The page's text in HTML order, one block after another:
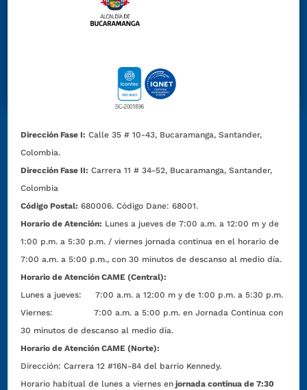
Dirección Fase I: Calle 35 # 10-43, Bucaramanga, Santander,
Colombia.
Dirección Fase II: Carrera 11 # 34-52, Bucaramanga, Santander,
Colombia
Código Postal: 680006. Código Dane: 68001.
Horario de Atención: Lunes a jueves de 7:00 a.m. a 12:00 m y de
1:00 p.m. a 5:30 p.m. / viernes jornada continua en el horario de
7:00 a.m. a 5:00 p.m., con 30 minutos de descanso al medio día.
Horario de Atención CAME (Central):
Lunes a jueves: 7:00 a.m. a 12:00 m y de 1:00 p.m. a 5:30 p.m.
Viernes: 7:00 a.m. a 5:00 p.m. en Jornada Continua con
30 minutos de descanso al medio día.
Horario de Atención CAME (Norte):
Dirección:Carrera 12 #16N-84 del barrio Kennedy.
Horario habitual de lunes a viernes en jornada continua de 7:30